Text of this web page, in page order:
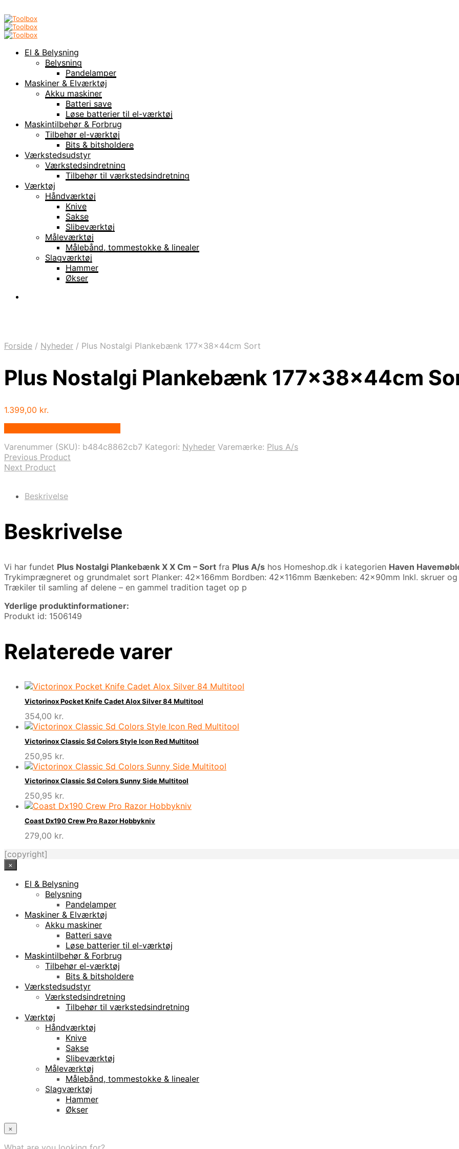
El & Belysning
Belysning
Pandelamper
Maskiner & Elværktøj
Akku maskiner
Batteri save
Løse batterier til el-værktøj
Maskintilbehør & Forbrug
Tilbehør el-værktøj
Bits & bitsholdere
Værkstedsudstyr
Værkstedsindretning
Tilbehør til værkstedsindretning
Værktøj
Håndværktøj
Knive
Sakse
Slibeværktøj
Måleværktøj
Målebånd, tommestokke & linealer
Slagværktøj
Hammer
Økser
Forside / Nyheder / Plus Nostalgi Plankebænk 177x38x44cm Sort
Plus Nostalgi Plankebænk 177x38x44cm
1.399,00 kr.
Varenummer (SKU): b484c8862cb7 Kategori: Nyheder Varemærke: Plus A/s
Previous Product
Next Product
Beskrivelse
Beskrivelse
Vi har fundet Plus Nostalgi Plankebænk X X Cm – Sort fra Plus A/s hos Homeshop.dk i kategorien Haven
Trykimprægneret og grundmalet sort Planker: 42x166mm Bordben: 42x116mm Bænkeben: 42x90mm Inkl.
Trækiler til samling af delene – en gammel tradition taget op p
Yderlige produktinformationer:
Produkt id: 1506149
Relaterede varer
Victorinox Pocket Knife Cadet Alox Silver 84 Multitool
354,00 kr.
Victorinox Classic Sd Colors Style Icon Red Multitool
250,95 kr.
Victorinox Classic Sd Colors Sunny Side Multitool
250,95 kr.
Coast Dx190 Crew Pro Razor Hobbykniv
279,00 kr.
[copyright]
×
El & Belysning
Belysning
Pandelamper
Maskiner & Elværktøj
Akku maskiner
Batteri save
Løse batterier til el-værktøj
Maskintilbehør & Forbrug
Tilbehør el-værktøj
Bits & bitsholdere
Værkstedsudstyr
Værkstedsindretning
Tilbehør til værkstedsindretning
Værktøj
Håndværktøj
Knive
Sakse
Slibeværktøj
Måleværktøj
Målebånd, tommestokke & linealer
Slagværktøj
Hammer
Økser
×